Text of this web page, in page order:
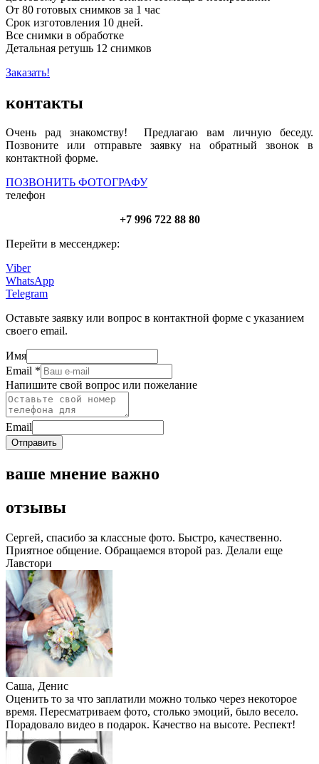
От 80 готовых снимков за 1 час
Срок изготовления 10 дней.
Все снимки в обработке
Детальная ретушь 12 снимков
Заказать!
контакты
Очень рад знакомству! Предлагаю вам личную беседу.
Позвоните или отправьте заявку на обратный звонок в
контактной форме.
ПОЗВОНИТЬ ФОТОГРАФУ
телефон
+7 996 722 88 80
Перейти в мессенджер:
Viber
WhatsApp
Telegram
Оставьте заявку или вопрос в контактной форме с указанием
своего email.
Имя
Email *
Напишите свой вопрос или пожелание
Email
Отправить
ваше мнение важно
отзывы
Сергей, спасибо за классные фото. Быстро, качественно.
Приятное общение. Обращаемся второй раз. Делали еще
Лавстори
Саша, Денис
Оценить то за что заплатили можно только через некоторое
время. Пересматриваем фото, столько эмоций, было весело.
Порадовало видео в подарок. Качество на высоте. Респект!